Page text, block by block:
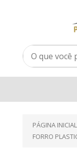
PÁGINA INICIAL
FORRO